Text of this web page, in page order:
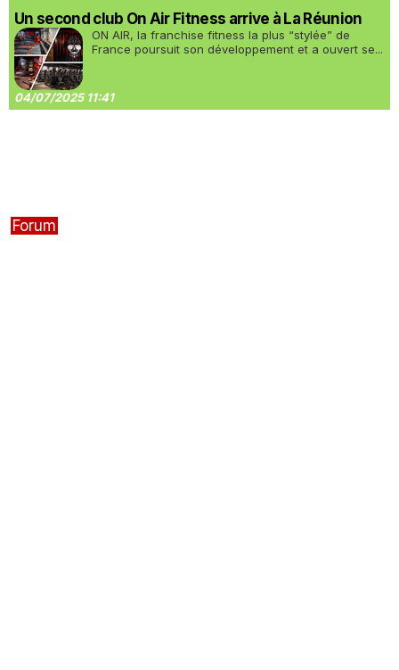
Un second club On Air Fitness arrive à La Réunion
ON AIR, la franchise fitness la plus “stylée” de
France poursuit son développement et a ouvert se...
04/07/2025 11:41
Forum